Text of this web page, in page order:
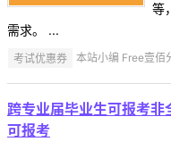
等
需求。 ...
考试优惠券 本站小编 Free壹
跨专业届毕业生可报考非
可报考